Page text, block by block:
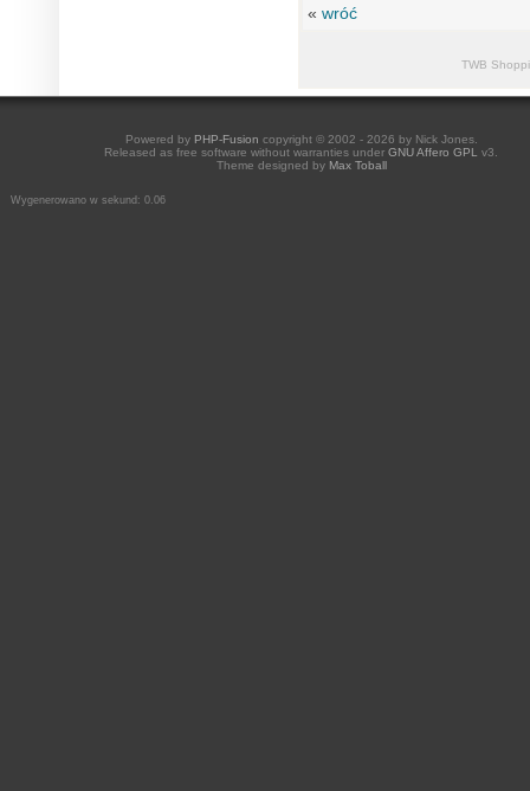
« wróć
TWB
Powered by PHP-Fusion copyright © 2002 - 2026 by Nick Jones.
Released as free software without warranties underGNU Affero GPL
v3.
Theme designed by Max Toball
Wygenerowano w sekund: 0.06